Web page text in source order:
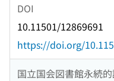
DOI
10.11501/12869691
https://doi.org/
国立国会図書館永続